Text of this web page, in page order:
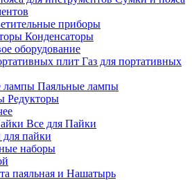
приборы
Конденсаторы
оборудование
Газ для портативных
Паяльные лампы
Редукторы
Все для Пайки
пайки
наборы
паяльная и Нашатырь